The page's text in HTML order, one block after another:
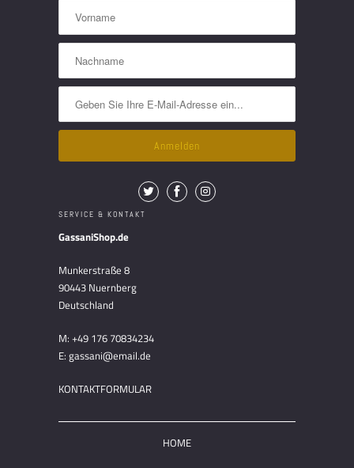
SERVICE & KONTAKT
GassaniShop.de
Munkerstraße 8
90443 Nuernberg
Deutschland
M: +49 176 70834234
E: gassani@email.de
KONTAKTFORMULAR
HOME